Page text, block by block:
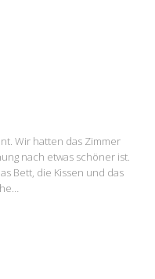
Wir hatten das Zimmer
nach etwas schöner ist.
Bett, die Kissen und das